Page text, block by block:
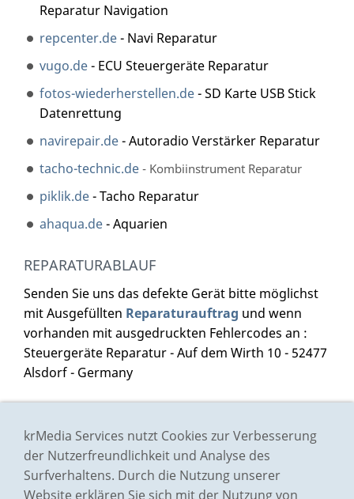
Reparatur Navigation
repcenter.de- Navi Reparatur
vugo.de- ECU Steuergeräte Reparatur
fotos-wiederherstellen.de- SD Karte USB Stick
Datenrettung
navirepair.de- Autoradio Verstärker Reparatur
tacho-technic.de - Kombiinstrument Reparatur
piklik.de- Tacho Reparatur
ahaqua.de- Aquarien
REPARATURABLAUF
Senden Sie uns das defekte Gerät bitte möglichst
mit Ausgefüllten Reparaturauftrag und wenn
vorhanden mit ausgedruckten Fehlercodes an :
Steuergeräte Reparatur - Auf dem Wirth 10 - 52477
Alsdorf - Germany
Impressum
Preisliste
AGB
Datenschutz
krMedia Services nutzt Cookies zur Verbesserung
der Nutzerfreundlichkeit und Analyse des
Surfverhaltens. Durch die Nutzung unserer
Website erklären Sie sich mit der Nutzung von